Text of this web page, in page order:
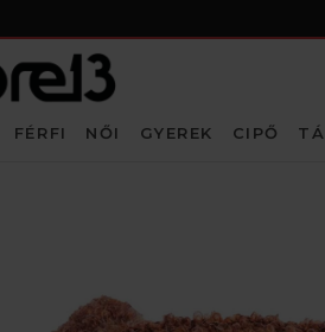
FÉRFI NŐI GYEREK CIPŐ